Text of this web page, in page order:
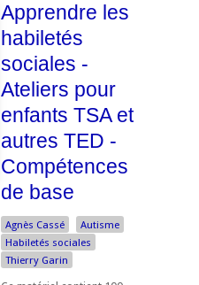
Apprendre les
habiletés
sociales -
Ateliers pour
enfants TSA et
autres TED -
Compétences
de base
Agnès Cassé
Autisme
Habiletés sociales
Thierry Garin